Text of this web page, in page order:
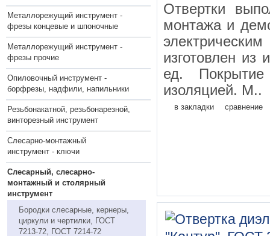
Металлорежущий инструмент -
фрезы концевые и шпоночные
Металлорежущий инструмент -
фрезы прочие
Опиловочный инструмент -
борфрезы, надфили, напильники
Резьбонакатной, резьбонарезной,
винторезный инструмент
Слесарно-монтажный
инструмент - ключи
Слесарный, слесарно-
монтажный и столярный
инструмент
Бородки слесарные, кернеры,
циркули и чертилки, ГОСТ
7213-72, ГОСТ 7214-72
Отвертки
монтажа и
изготовлен из
ед.
изоляцией. М..
в закладки сравнение